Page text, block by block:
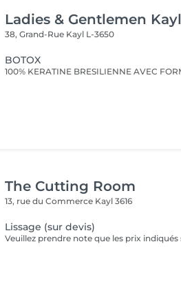
Ladies & Gentlemen Kayl
38, Grand-Rue Kayl L-3650
BOTOX
The Cutting Room
13, rue du Commerce Kayl 3616
Lissage (sur devis)